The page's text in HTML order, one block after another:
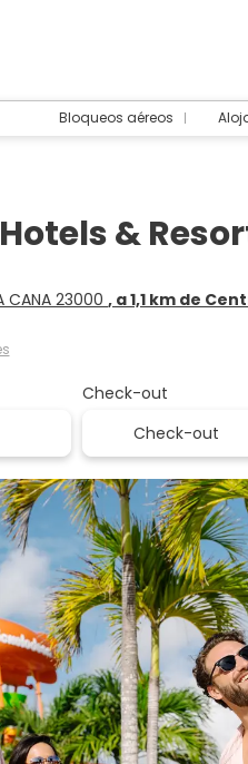
Bloqueos aéreos
&
CANA 23000 , a 1,1 km de
Check-out